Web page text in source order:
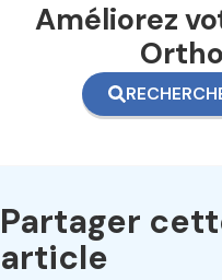
Améliorez
Partager
article